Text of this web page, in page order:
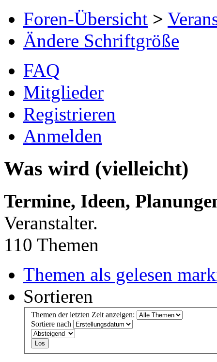
Foren-Übersicht >
Ändere Schriftgröße
FAQ
Mitglieder
Registrieren
Anmelden
Was wird (vielleicht)
Termine, Ideen,
Veranstalter.
110 Themen
Themen als gelesen
Sortieren
Themen der letzten Zeit anzeigen:
Sortiere nach